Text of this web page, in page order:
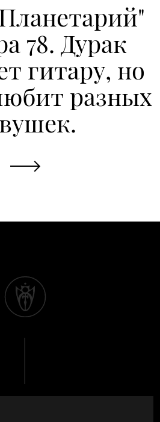
78. Дурак
гитару, но
разных